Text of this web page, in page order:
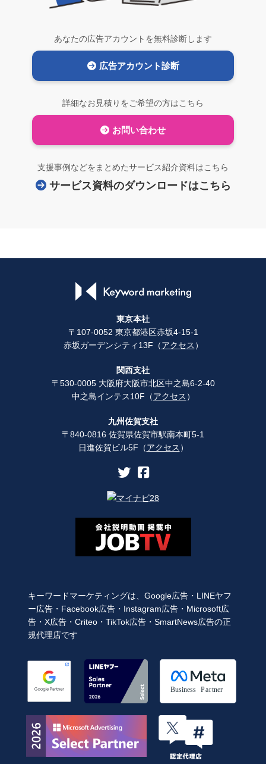
あなたの広告アカウントを無料診断します
広告アカウント診断
詳細なお見積りをご希望の方はこちら
お問い合わせ
支援事例などをまとめたサービス紹介資料はこちら
サービス資料のダウンロードはこちら
東京本社
〒107-0052 東京都港区赤坂4-15-1
赤坂ガーデンシティ13F（ アクセス ）
関西支社
〒530-0005 大阪府大阪市北区中之島6-2-40
中之島インテス10F（ アクセス ）
九州佐賀支社
〒840-0816 佐賀県佐賀市駅南本町5-1
日進佐賀ビル5F（ アクセス ）
キーワードマーケティングは、Google広告・LINEヤフー
広告・Facebook広告・Instagram広告・Microsoft広告・
X広告・Criteo・TikTok広告・SmartNews広告の正規代
理店です